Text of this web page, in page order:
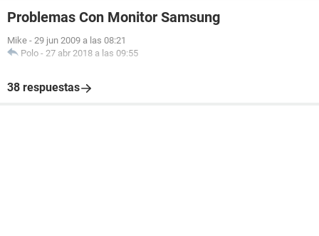
Problemas Con Monitor Samsung
Mike - 29 jun 2009 a las 08:21
Polo - 27 abr 2018 a las 09:55
38 respuestas